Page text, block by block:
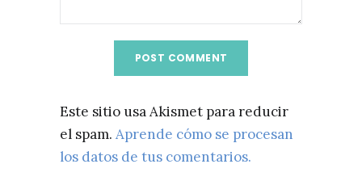
Este sitio usa Akismet para reducir
el spam. Aprende cómo se procesan
los datos de tus comentarios.